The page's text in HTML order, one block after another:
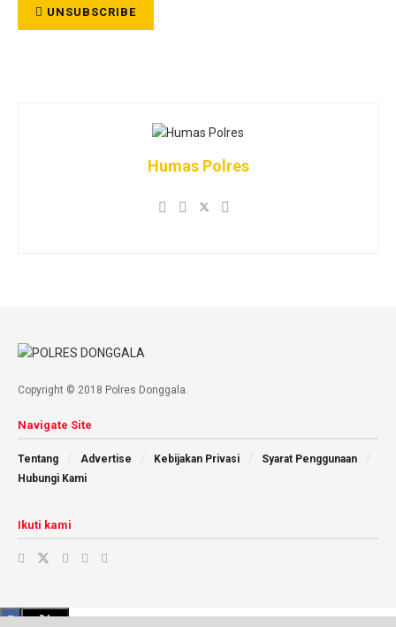
UNSUBSCRIBE
Humas Polres
Copyright © 2018 Polres Donggala.
Navigate Site
Tentang Advertise Kebijakan Privasi
Syarat Penggunaan
Hubungi Kami
Ikuti kami